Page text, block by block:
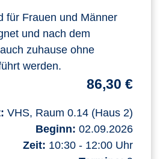
für Frauen und Männer
und nach dem
zuhause ohne
werden.
86,30 €
VHS, Raum 0.14 (Haus 2)
Beginn: 02.09.2026
Zeit: 10:30 - 12:00 Uhr